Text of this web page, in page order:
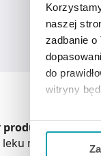
naszej
zadbanie o
do
witryny
Jeżeli
leczniczy
nie dodaje